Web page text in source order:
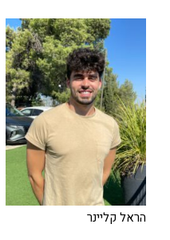
הראל קליינר